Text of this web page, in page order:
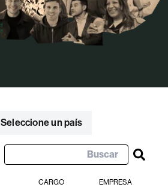
Seleccione un país
CARGO EMPRESA